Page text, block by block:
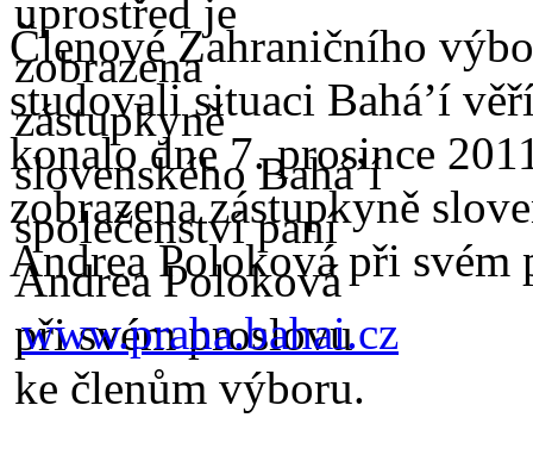
Členové Zahraničního
studovali situaci Bahá’í
konalo dne 7. prosince
zobrazena zástupkyně
Andrea Poloková při
www.praha.bahai.cz